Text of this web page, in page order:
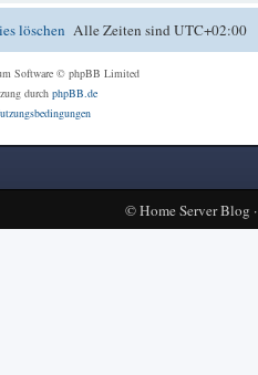
Alle Zeiten sindUTC+02:00
löschen
Software © phpBB Limited
durch phpBB.de
©Home Server Blog